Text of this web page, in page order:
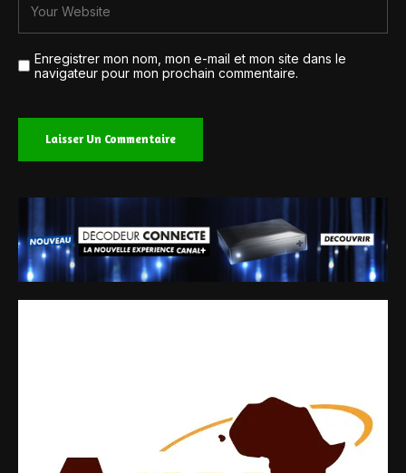
Enregistrer mon nom, mon e-mail et mon site dans le
navigateur pour mon prochain commentaire.